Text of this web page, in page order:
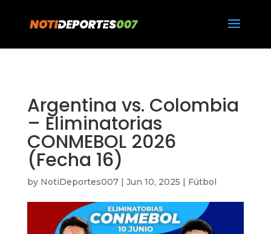
Argentina vs. Colombia
– Eliminatorias
CONMEBOL 2026
(Fecha 16)
by NotiDeportes007| Jun 10, 2025 | Fútbol